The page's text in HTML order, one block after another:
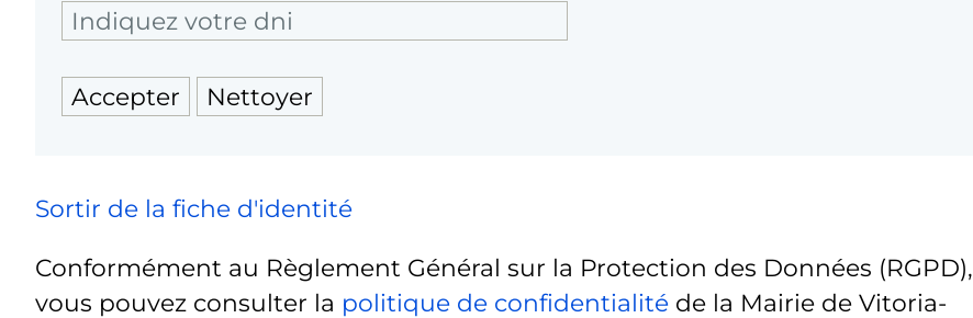
Sortir de la fiche d'identité
Conformément au Règlement Général sur la Protection des Données (RGPD),
vous pouvez consulter la politique de confidentialité de la Mairie de Vitoria-